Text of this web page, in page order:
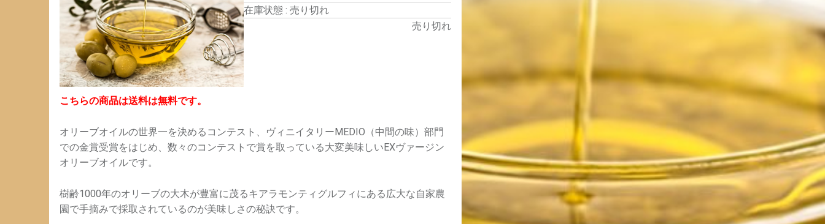
在庫状態 : 売り切れ
売り切れ
こちらの商品は送料は無料です。
オリーブオイルの世界一を決めるコンテスト、ヴィニイタリーMEDIO（中間の味）部門
での金賞受賞をはじめ、数々のコンテストで賞を取っている大変美味しいEXヴァージン
オリーブオイルです。
樹齢1000年のオリーブの大木が豊富に茂るキアラモンティグルフィにある広大な自家農
園で手摘みで採取されているのが美味しさの秘訣です。